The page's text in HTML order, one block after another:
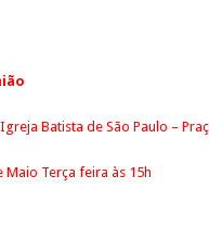
Batista de São Paulo –
Maio Terça feira às 15h